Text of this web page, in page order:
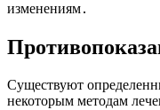
изменениям․
Существуют
некоторым методам